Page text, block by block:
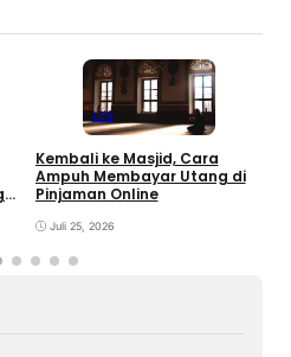
Life
Kembali ke Masjid, Cara
Ampuh Membayar Utang di
Pinjaman Online
Juli 25, 2026